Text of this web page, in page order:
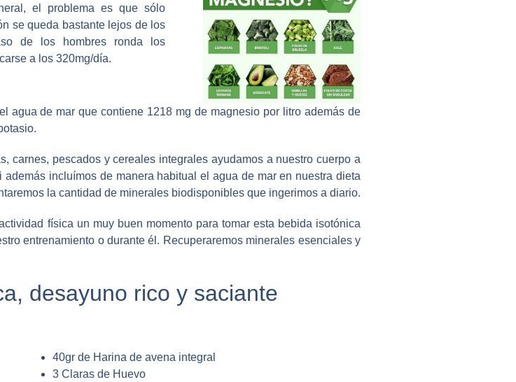
el problema es que sólo
se queda bastante lejos de los
de los hombres ronda los
a los 320mg/día.
agua de mar que contiene 1218 mg de magnesio por litro además de
carnes, pescados y cereales integrales ayudamos a nuestro cuerpo a
incluímos de manera habitual el agua de mar en nuestra dieta
la cantidad de minerales biodisponibles que ingerimos a diario.
física un muy buen momento para tomar esta bebida isotónica
entrenamiento o durante él. Recuperaremos minerales esenciales y
desayuno rico y saciante
40gr de Harina de avena integral
3 Claras de Huevo